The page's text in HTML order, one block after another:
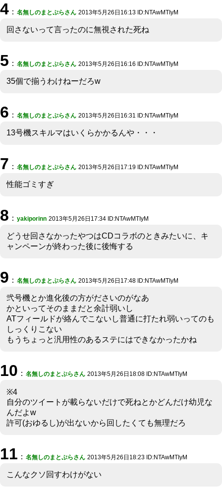
4 ： 名無しのまとぷらさん 2013年5月26日16:13 ID:NTAwMTIyM
回さないって言ったのに無視された死ね
5 ： 名無しのまとぷらさん 2013年5月26日16:16 ID:NTAwMTIyM
35個で揃うわけねーだろw
6 ： 名無しのまとぷらさん 2013年5月26日16:31 ID:NTAwMTIyM
13号機スキルマはいくらかかるんや・・・
7 ： 名無しのまとぷらさん 2013年5月26日17:19 ID:NTAwMTIyM
性能ゴミすぎ
8 ： yakiporinn 2013年5月26日17:34 ID:NTAwMTIyM
どうせ回さなかったやつはCDコラボのときみたいに、キ
ャンペーンが終わった後に後悔する
9 ： 名無しのまとぷらさん 2013年5月26日17:48 ID:NTAwMTIyM
弐号機とか進化後の方がださいのがなあ
かといってそのままだと余計弱いし
ATフィールドが絡んでこないし普通に打たれ弱いってのも
しっくりこない
もうちょっと汎用性のあるステにはできなかったかね
10 ： 名無しのまとぷらさん 2013年5月26日18:08 ID:NTAwMTIyM
※4
自分のツイートが載らないだけで死ねとかどんだけ幼児な
んだよw
許可(おゆるし)が出ないから回したくても無理だろ
11 ： 名無しのまとぷらさん 2013年5月26日18:23 ID:NTAwMTIyM
こんなクソ回すわけがない